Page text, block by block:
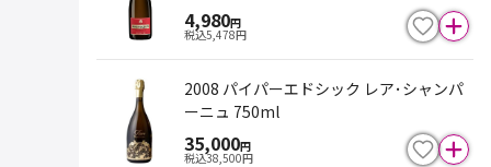
4,980円
税込5,478円
2008 パイパーエドシック レア･シャンパ
ーニュ 750ml
35,000円
税込38,500円